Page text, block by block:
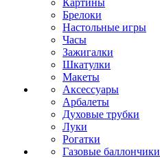
Картины
Брелоки
Настольные игры
Часы
Зажигалки
Шкатулки
Макеты
Аксессуары
Арбалеты
Духовые трубки
Луки
Рогатки
Газовые баллончики